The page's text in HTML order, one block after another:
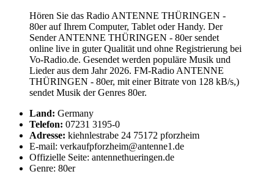
Hören Sie das Radio ANTENNE THÜRINGEN -
80er auf Ihrem Computer, Tablet oder Handy. Der
Sender ANTENNE THÜRINGEN - 80er sendet
online live in guter Qualität und ohne Registrierung bei
Vo-Radio.de. Gesendet werden populäre Musik und
Lieder aus dem Jahr 2026. FM-Radio ANTENNE
THÜRINGEN - 80er, mit einer Bitrate von 128 kB/s,)
sendet Musik der Genres 80er.
Land: Germany
Telefon: 07231 3195-0
Adresse: kiehnlestrabe 24 75172 pforzheim
E-mail: verkaufpforzheim@antenne1.de
Offizielle Seite: antennethueringen.de
Genre: 80er